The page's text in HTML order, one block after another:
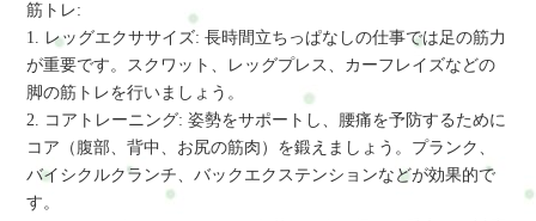
筋トレ:
1. レッグエクササイズ: 長時間立ちっぱなしの仕事では足の筋力
が重要です。スクワット、レッグプレス、カーフレイズなどの
脚の筋トレを行いましょう。
2. コアトレーニング: 姿勢をサポートし、腰痛を予防するために
コア（腹部、背中、お尻の筋肉）を鍛えましょう。プランク、
バイシクルクランチ、バックエクステンションなどが効果的で
す。